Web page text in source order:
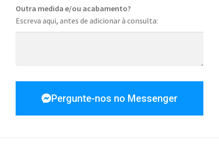
Outra medida e/ou acabamento?
Escreva aqui, antes de adicionar à consulta:
Pergunte-nos no Messenger